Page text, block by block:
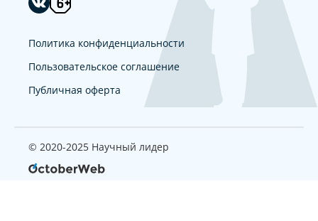
Политика конфиденциальности
Пользовательское соглашение
Публичная оферта
© 2020-2025 Научный лидер